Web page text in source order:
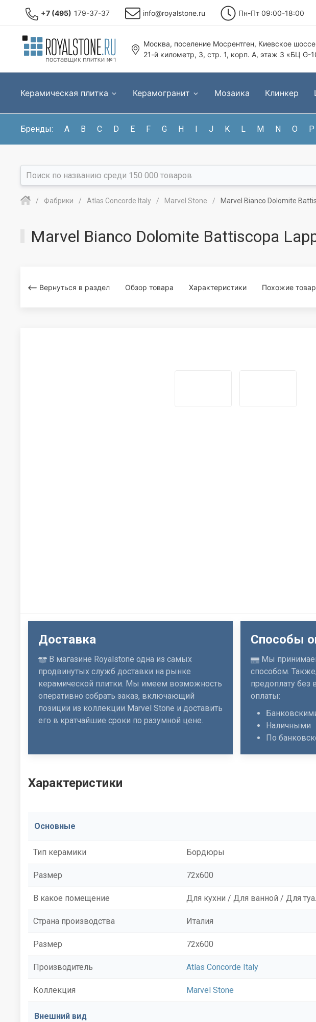
+7 (495) 179-37-37 info@royalstone.ru Пн-Пт 09:00-18:00
Москва, поселение Мосрентген, Киевское
21-й километр, 3, стр. 1, корп. А, этаж 3 «БЦ G-
Керамическая плитка Керамогранит Мозаика Клинкер
Бренды: A B C D E F G H I J K L M N O P
Фабрики Atlas Concorde Italy Marvel Stone Marvel Bianco Dolomite
Marvel Bianco Dolomite Battiscopa
Вернуться в раздел Обзор товара Характеристики Похожие
Доставка
В магазине Royalstone одна из самых
продвинутых служб доставки на рынке
керамической плитки. Мы имеем возможность
оперативно собрать заказ, включающий
позиции из коллекции Marvel Stone и доставить
его в кратчайшие сроки по разумной цене.
Способы
Мы
способом.
предоплату без
оплаты:
Наличными
По
Характеристики
Основные
Тип керамики Бордюры
Размер 72x600
В какое помещение Для кухни / Для ванной / Для
Страна производства Италия
Размер 72x600
Производитель Atlas Concorde Italy
Коллекция Marvel Stone
Внешний вид